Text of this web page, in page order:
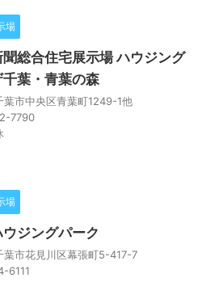
場
総合住宅展示場 ハウジング
千葉・青葉の森
葉市中央区青葉町1249-1他
7790
場
ジングパーク
葉市花見川区幕張町5-417-7
6111